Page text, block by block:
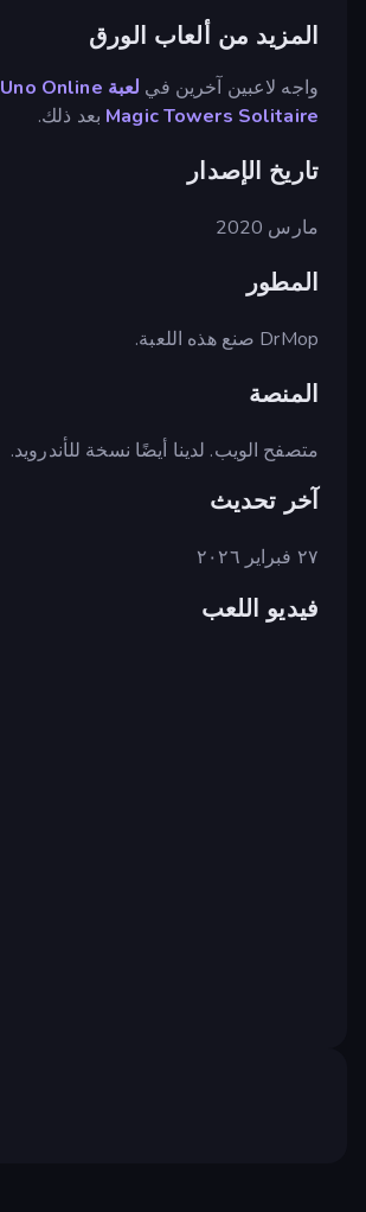
المزيد من ألعاب الورق
واجه لاعبين آخرين في لعبة Uno Online
Magic Towers Solitaire بعد ذلك.
تاريخ الإصدار
مارس 2020
المطور
DrMop صنع هذه اللعبة.
المنصة
متصفح الويب. لدينا أيضًا نسخة للأندرويد.
آخر تحديث
٢٧ فبراير ٢٠٢٦
فيديو اللعب